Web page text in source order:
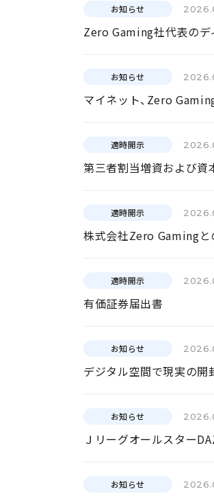
お知らせ
Zero Gaming社代表のデ
お知らせ
マイネット、Zero
適時開示
第三者割当増資および資
適時開示
株式会社Zero Gamingと
適時開示
有価証券届出書
お知らせ
デジタル空間で現実の開
お知らせ
Ｊリーグオールスター
お知らせ